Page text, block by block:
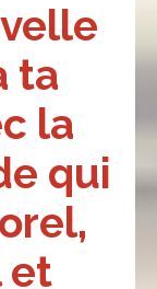
ta
la
qui
et